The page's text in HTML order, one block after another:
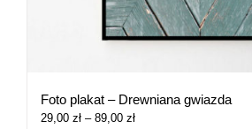
Foto plakat – Drewniana gwiazda
29,00 zł – 89,00 złZakres